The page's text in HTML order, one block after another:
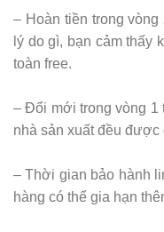
– Hoàn tiền trong
lý do gì, bạn cảm thấy
toàn free.
– Đổi mới trong vòng 1
nhà sản xuất đều
– Thời gian bảo hành
hàng có thể gia hạn